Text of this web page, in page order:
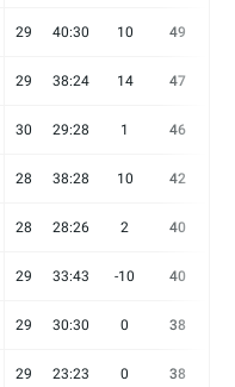
29 40:30 10 49
29 38:24 14 47
30 29:28 1 46
28 38:28 10 42
28 28:26 2 40
29 33:43 -10 40
29 30:30 0 38
29 23:23 0 38